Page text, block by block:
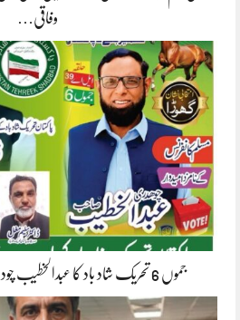
وفاقی…
جموں 6 تحریک شاد باد کا عبدالخطیب چودھری کی حمایت کا اعلان